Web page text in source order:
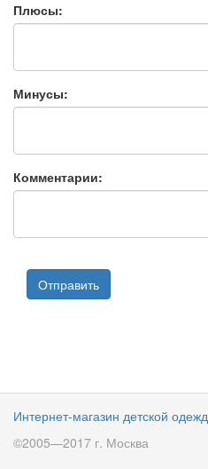
Плюсы:
Минусы:
Комментарии:
Интернет-магазин детской
©2005—2017 г. Москва